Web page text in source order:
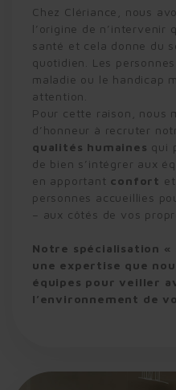
Chez Clériance, nous
l’origine de n’intervenir
santé et cela donne du
quotidien. Les
maladie ou le handicap
attention.
Pour cette raison, nous
d’honneur à recruter
qualités humaines qui
de bien s’intégrer aux
en apportant confort et
personnes accueillies
– aux côtés de vos
Notre spécialisation
une expertise que
équipes pour veiller
l’environnement de